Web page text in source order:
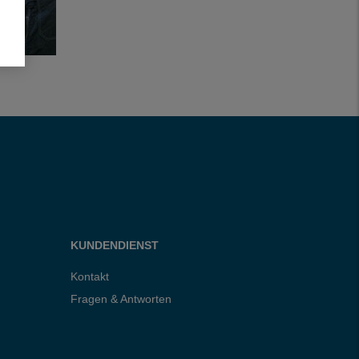
KUNDENDIENST
Kontakt
Fragen & Antworten